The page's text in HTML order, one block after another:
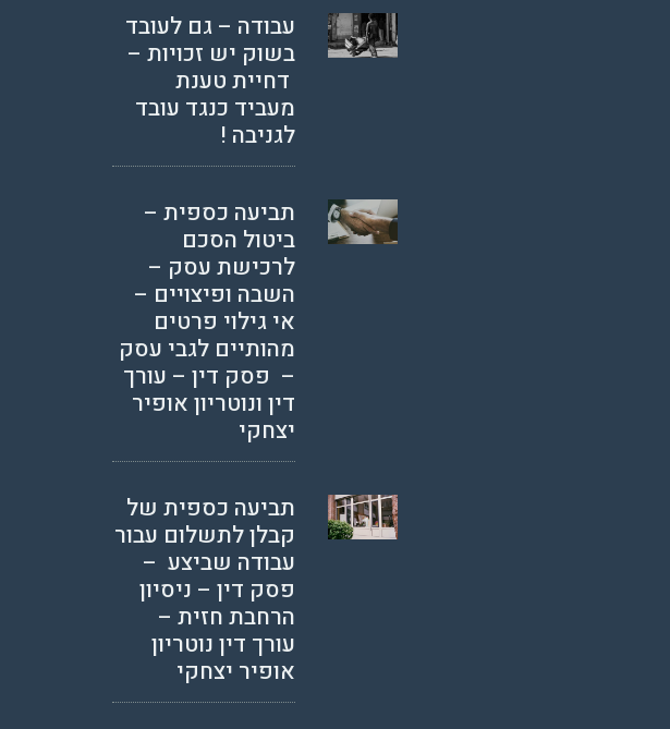
עבודה – גם לעובד
בשוק יש זכויות –
דחיית טענת
מעביד כנגד עובד
לגניבה !
תביעה כספית –
ביטול הסכם
לרכישת עסק –
השבה ופיצויים –
אי גילוי פרטים
מהותיים לגבי עסק
– פסק דין – עורך
דין ונוטריון אופיר
יצחקי
תביעה כספית של
קבלן לתשלום עבור
עבודה שביצע –
פסק דין – ניסיון
הרחבת חזית –
עורך דין נוטריון
אופיר יצחקי